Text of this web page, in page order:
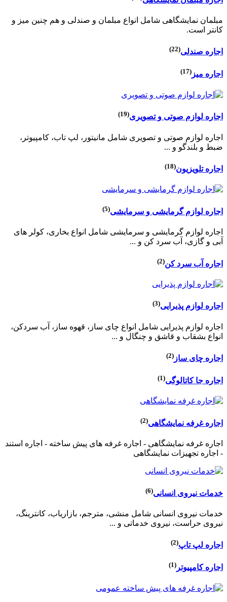
مبلمان نمایشگاهی شامل انواع مبلمان و صندلی و هم چنین میز و
کانتر است.
اجاره صندلی(22)
اجاره میز (17)
اجاره لوازم صوتی و تصویری(19)
اجاره لوازم صوتی و تصویری شامل مانیتور، لپ تاب، کامپیوتر،
ضبط و بلندگو و ...
اجاره تلویزیون(18)
اجاره لوازم گرمایشی و سرمایشی(5)
اجاره لوازم گرمایشی و سرمایشی شامل انواع بخاری، کولر های
آبی و گازی، آب سرد کن و ...
اجاره آب سرد کن(2)
اجاره لوازم پذیرایی(3)
اجاره لوازم پذیرایی شامل انواع چای ساز، قهوه ساز، آب سردکن،
انواع بشقاب و قاشق و چنگال و ...
اجاره چای ساز (2)
اجاره جا کاتالوگی(1)
اجاره غرفه نمایشگاهی(2)
اجاره غرفه نمایشگاهی - اجاره غرفه های پیش ساخته - اجاره استند
- اجاره تجهیزات نمایشگاهی
خدمات نیروی انسانی(6)
خدمات نیروی انسانی شامل منشی، مترجم، بازاریاب، کانترینگ،
نیروی حراست، نیروی خدماتی و ...
اجاره لپ تاپ(2)
اجاره کامپیوتر (1)